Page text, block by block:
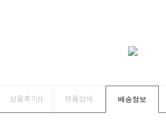
상품후기() 제품상세 배송정보